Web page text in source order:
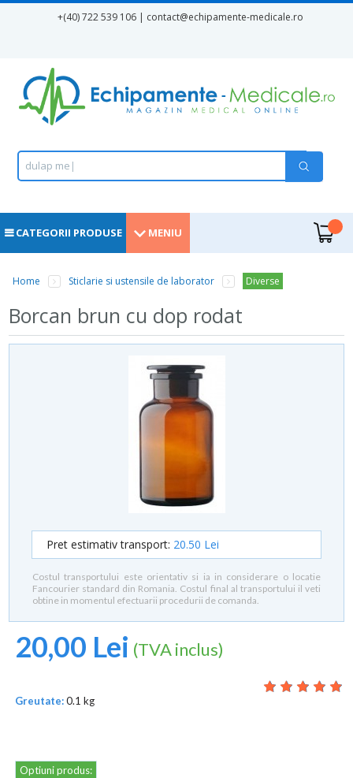
+(40) 722 539 106 | contact@echipamente-medicale.ro
Formular de căutare
Căutare
.dulap me d
MENIU
CATEGORII PRODUSE
Home Sticlarie si ustensile de laborator Diverse
Borcan brun cu dop rodat
Pret estimativ transport: 20.50 Lei
Costul transportului este orientativ si ia in considerare o locatie
Fancourier standard din Romania. Costul final al transportului il veti
obtine in momentul efectuarii procedurii de comanda.
20,00 Lei (TVA inclus)
Greutate:0.1 kg
Optiuni produs: